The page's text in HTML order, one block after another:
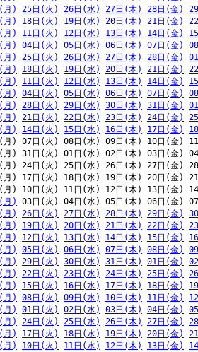
月) 25日(火) 26日(水) 27日(木) 28日(金)
月) 18日(火) 19日(水) 20日(木) 21日(金)
月) 11日(火) 12日(水) 13日(木) 14日(金)
月) 04日(火) 05日(水) 06日(木) 07日(金)
月) 25日(火) 26日(水) 27日(木) 28日(金)
月) 18日(火) 19日(水) 20日(木) 21日(金)
月) 11日(火) 12日(水) 13日(木) 14日(金)
月) 04日(火) 05日(水) 06日(木) 07日(金)
月) 28日(火) 29日(水) 30日(木) 31日(金)
月) 21日(火) 22日(水) 23日(木) 24日(金)
月) 14日(火) 15日(水) 16日(木) 17日(金)
(月) 07日(火) 08日(水) 09日(木) 10日(金)
(月) 31日(火) 01日(水) 02日(木) 03日(金)
(月) 24日(火) 25日(水) 26日(木) 27日(金)
(月) 17日(火) 18日(水) 19日(木) 20日(金)
(月) 10日(火) 11日(水) 12日(木) 13日(金)
月)
03日(火) 04日(水) 05日(木) 06日(金)
月) 26日(火) 27日(水) 28日(木) 29日(金)
月) 19日(火) 20日(水) 21日(木) 22日(金)
月) 12日(火) 13日(水) 14日(木) 15日(金)
月) 05日(火) 06日(水) 07日(木) 08日(金)
月) 29日(火) 30日(水) 31日(木) 01日(金)
月) 22日(火) 23日(水) 24日(木) 25日(金)
月) 15日(火) 16日(水) 17日(木) 18日(金)
月) 08日(火) 09日(水) 10日(木) 11日(金)
月) 01日(火) 02日(水) 03日(木) 04日(金)
月) 24日(火) 25日(水) 26日(木) 27日(金)
月) 17日(火) 18日(水) 19日(木) 20日(金)
月) 10日(火) 11日(水) 12日(木) 13日(金)